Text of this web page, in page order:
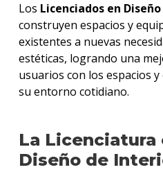
Los Licenciados en
construyen espacios y
existentes a nuevas
estéticas, logrando una
usuarios con los espacios
su entorno cotidiano.
La Licenciatura
Diseño de